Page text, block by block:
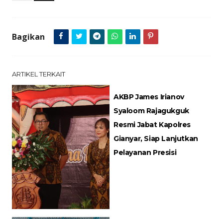
Bagikan
ARTIKEL TERKAIT
AKBP James Irianov
Syaloom Rajagukguk
Resmi Jabat Kapolres
Gianyar, Siap Lanjutkan
Pelayanan Presisi